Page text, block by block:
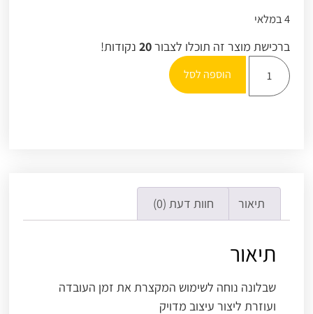
4 במלאי
ברכישת מוצר זה תוכלו לצבור20נקודות!
הוספה לסל
תיאור חוות דעת (0)
תיאור
שבלונה נוחה לשימוש המקצרת את זמן העובדה
ועוזרת ליצור עיצוב מדויק